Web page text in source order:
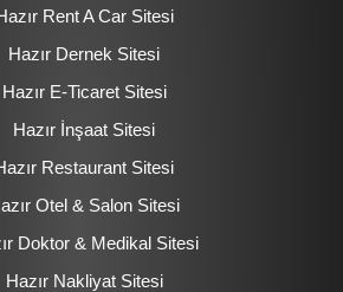
Rent A Car Sitesi
Hazır Dernek Sitesi
Hazır E-Ticaret Sitesi
Hazır İnşaat Sitesi
Restaurant Sitesi
Otel & Salon Sitesi
Doktor & Medikal Sitesi
Hazır Nakliyat Sitesi